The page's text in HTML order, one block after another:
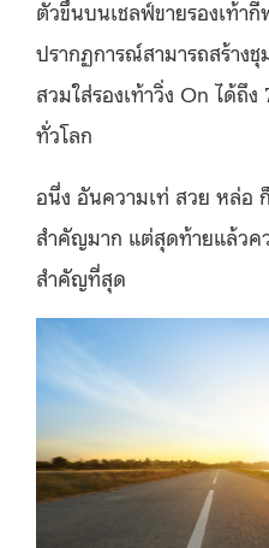
ตัวขึ้นบนเชลฟ์ขายรองเท้า
ปรากฏการณ์สามารถสร้าง
สวมใส่รองเท้าวิ่ง On ได้ถึ
ทั่วโลก
อนึ่ง อันความเท่ สวย หล่อ
สำคัญมาก แต่สุดท้ายแล้วค
สำคัญที่สุด